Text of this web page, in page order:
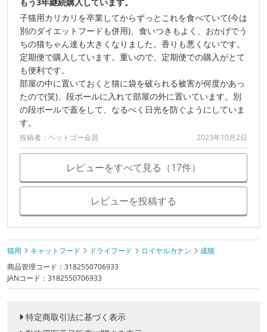
もう3年継続購入しています。
子猫用カリカリを卒業してからずっとこれを食べていて(今は
別のダイエットフードも併用)、食いつきもよく、おかげでう
ちの猫ちゃん達も大きくなりました。香りも悪くないです。
定期便で購入しています。重いので、定期便での購入がとて
も便利です。
部屋の中に置いておくと猫に袋を破られる被害が何度かあっ
たので(笑)、段ボールに入れて部屋の外に置いています。別
の段ボールで蓋をして、なるべく日光を防ぐようにしていま
す。
投稿者：ペットゴー会員 2023年10月2日
レビューをすべて見る（17件）
レビューを投稿する
猫用 キャットフード ドライフード ロイヤルカナン
成猫
商品管理コード：3182550706933
JANコード：3182550706933
特定商取引法に基づく表示